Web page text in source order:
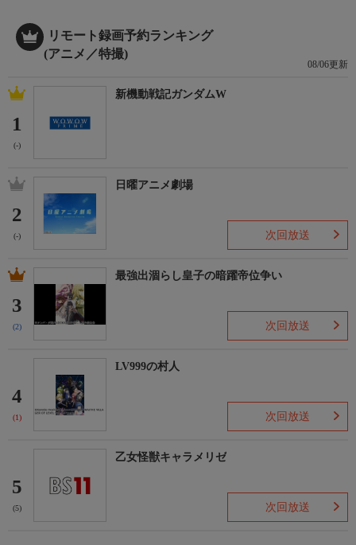
リモート録画予約ランキング
(アニメ／特撮)
08/06更新
1
(-)
新機動戦記ガンダムW
2
(-)
日曜アニメ劇場
次回放送
3
(2)
最強出涸らし皇子の暗躍帝位争い
次回放送
4
(1)
LV999の村人
次回放送
5
(5)
乙女怪獣キャラメリゼ
次回放送